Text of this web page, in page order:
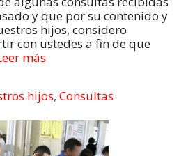
y que por su contenido y
hijos, considero
con ustedes a fin de que
más
hijos,Consultas